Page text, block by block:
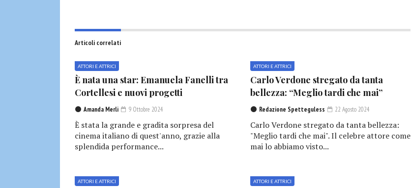
Articoli correlati
ATTORI E ATTRICI
È nata una star: Emanuela Fanelli tra
Cortellesi e nuovi progetti
Amanda Merli 9 Ottobre 2024
È stata la grande e gradita sorpresa del
cinema italiano di quest'anno, grazie alla
splendida performance...
ATTORI E ATTRICI
Carlo Verdone stregato da tanta
bellezza: “Meglio tardi che mai”
Redazione Spetteguless 22 Agosto 2024
Carlo Verdone stregato da tanta bellezza:
"Meglio tardi che mai". Il celebre attore come
mai lo abbiamo visto...
ATTORI E ATTRICI ATTORI E ATTRICI